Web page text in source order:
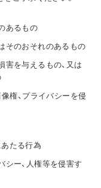
あるもの
そのおそれのあるもの
害を与えるもの、又は
像権、プライバシーを侵
たる行為
シー、人権等を侵害す